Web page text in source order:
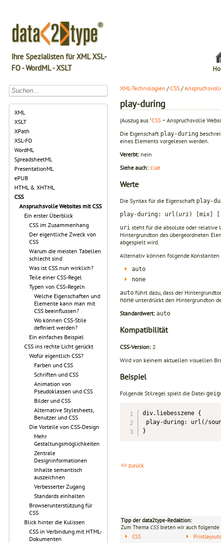
Ihre Spezialisten für XML XSL-
FO - WordML - XSLT
XML
XSLT
XPath
XSL-FO
WordML
SpreadsheetML
PresentationML
ePUB
HTML & XHTML
CSS
Anspruchsvolle Websites mit CSS
Ein erster Überblick
CSS im Zusammenhang
Der eigentliche Zweck von
CSS
Warum die meisten Tabellen
schlecht sind
Was ist CSS nun wirklich?
Teile einer CSS-Regel
Typen von CSS-Regeln
Welche Eigenschaften und
Elemente kann man mit
CSS beeinflussen?
Wo können CSS-Stile
definiert werden?
Ein einfaches Beispiel
CSS ins rechte Licht gerückt
Wofür eigentlich CSS?
Farben und CSS
Schriften und CSS
Animation von
Pseudoklassen und CSS
Bilder und CSS
Alternative Stylesheets,
Benutzer und CSS
Die Vorteile von CSS-Design
Mehr
Gestaltungsmöglichkeiten
Zentrale
Designinformationen
Inhalte semantisch
auszeichnen
Verbesserter Zugang
Standards einhalten
Browserunterstützung für
CSS
Blick hinter die Kulissen
CSS in Verbindung mit HTML-
Dokumenten
XML-Technologien /CSS /
play-during
(Auszug aus "CSS − Anspruchsvolle
Die Eigenschaft play-during
eines Elements vorgelesen werden.
Vererbt: nein
Siehe auch: cue
Werte
Die Syntax für die Eigenschaft play-
play-during: url(uri ) [mix]
uri steht für die absolute oder relative
Hintergrundton des übergeordneten
abgespielt wird.
Alternativ können folgende Konstanten
auto
none
auto führt dazu, dass der
none unterdrückt den Hintergrundton
Standardwert: auto
Kompatibilität
CSS-Version: 2
Wird von keinem aktuellen visuellen
Beispiel
Folgende Stilregel spielt die Datei
div.liebesszene {
play-during: url(/
}
<< zurück
Tipp der data2type-Redaktion:
Zum Thema CSSbieten wir auch folgende
CSS